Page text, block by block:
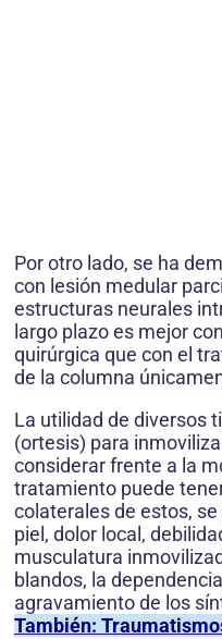
Por otro lado, se ha
con lesión medular
estructuras neurales
largo plazo es mejor
quirúrgica que con el
de la columna
La utilidad de diversos
(ortesis) para
considerar frente a la
tratamiento puede
colaterales de estos,
piel, dolor local,
musculatura
blandos, la
agravamiento de los
También: